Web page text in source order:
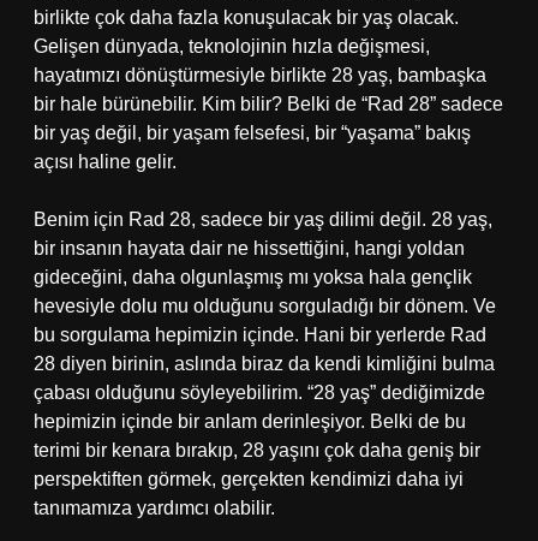
birlikte çok daha fazla konuşulacak bir yaş olacak.
Gelişen dünyada, teknolojinin hızla değişmesi,
hayatımızı dönüştürmesiyle birlikte 28 yaş, bambaşka
bir hale bürünebilir. Kim bilir? Belki de “Rad 28” sadece
bir yaş değil, bir yaşam felsefesi, bir “yaşama” bakış
açısı haline gelir.
Benim için Rad 28, sadece bir yaş dilimi değil. 28 yaş,
bir insanın hayata dair ne hissettiğini, hangi yoldan
gideceğini, daha olgunlaşmış mı yoksa hala gençlik
hevesiyle dolu mu olduğunu sorguladığı bir dönem. Ve
bu sorgulama hepimizin içinde. Hani bir yerlerde Rad
28 diyen birinin, aslında biraz da kendi kimliğini bulma
çabası olduğunu söyleyebilirim. “28 yaş” dediğimizde
hepimizin içinde bir anlam derinleşiyor. Belki de bu
terimi bir kenara bırakıp, 28 yaşını çok daha geniş bir
perspektiften görmek, gerçekten kendimizi daha iyi
tanımamıza yardımcı olabilir.